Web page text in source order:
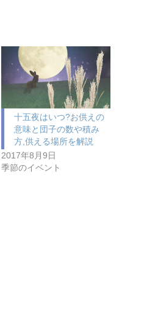
十五夜はいつ?お供えの
意味と団子の数や積み
方,供える場所を解説
2017年8月9日
季節のイベント